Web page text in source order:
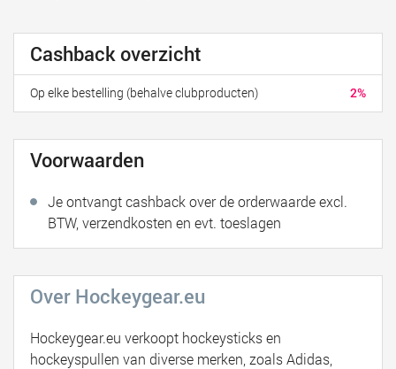
Cashback overzicht
2%
Op elke bestelling (behalve clubproducten)
Voorwaarden
Je ontvangt cashback over de orderwaarde excl.
BTW, verzendkosten en evt. toeslagen
Over Hockeygear.eu
Hockeygear.eu verkoopt hockeysticks en
hockeyspullen van diverse merken, zoals Adidas,